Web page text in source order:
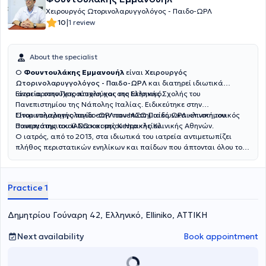
Χειρουργός Ωτορινολαρυγγολόγος - Παιδο-ΩΡΛ
10|1 review
About the specialist
Ο Φουντουλάκης Εμμανουήλ είναι Χειρουργός
Ωτορινολαρυγγολόγος - Παιδο-ΩΡΛ και διατηρεί ιδιωτικά
ιατρεία στην Πετρούπολη και στο Ελληνικό.
Είναι αριστούχος πτυχιούχος της Ιατρικής Σχολής του
Πανεπιστημίου της Νάπολης Ιταλίας. Ειδικεύτηκε στην
Ωτορινολαρυγγολογία στην πανεπιστημιακή ΩΡΛ κλινική του
Πανεπιστημιακού Νοσοκομείου Ηρακλείου.
Είναι επιμελητής παιδο-ΩΡΛ του ΙΑΣΩ Παίδων και επιστημονικός
συνεργάτης του ΙΑΣΩ και της Κεντρικής Κλινικής Αθηνών.
Ο ιατρός, από το 2013, στα ιδιωτικά του ιατρεία αντιμετωπίζει
πλήθος περιστατικών ενηλίκων και παίδων που άπτονται όλου του
Practice 1
Δημητρίου Γούναρη 42, Ελληνικό, Elliniko, ΑΤΤΙΚΗ
Next availability
Book appointment